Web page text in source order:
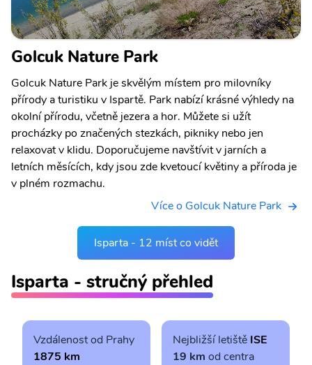
Golcuk Nature Park
Golcuk Nature Park je skvělým místem pro milovníky
přírody a turistiku v Ispartě. Park nabízí krásné výhledy na
okolní přírodu, včetně jezera a hor. Můžete si užít
procházky po značených stezkách, pikniky nebo jen
relaxovat v klidu. Doporučujeme navštívit v jarních a
letních měsících, kdy jsou zde kvetoucí květiny a příroda je
v plném rozmachu.
Více o Golcuk Nature Park
Isparta - 12 míst co vidět
Isparta - stručný přehled
Vzdálenost od Prahy
1875 km
Nejbližší letiště ISE
19 km od centra